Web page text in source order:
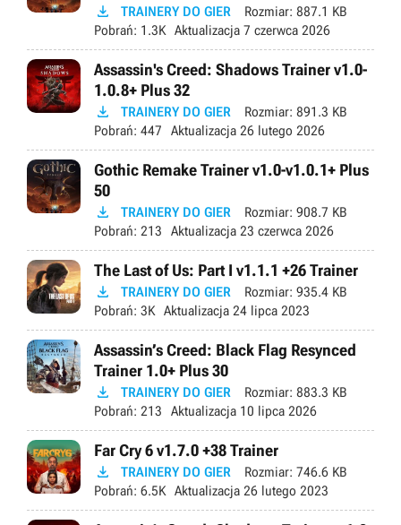
 TRAINERY DO GIER Rozmiar: 887.1 KB
Pobrań: 1.3K Aktualizacja 7 czerwca 2026
Assassin's Creed: Shadows Trainer v1.0-
1.0.8+ Plus 32
 TRAINERY DO GIER Rozmiar: 891.3 KB
Pobrań: 447 Aktualizacja 26 lutego 2026
Gothic Remake Trainer v1.0-v1.0.1+ Plus
50
 TRAINERY DO GIER Rozmiar: 908.7 KB
Pobrań: 213 Aktualizacja 23 czerwca 2026
The Last of Us: Part I v1.1.1 +26 Trainer
 TRAINERY DO GIER Rozmiar: 935.4 KB
Pobrań: 3K Aktualizacja 24 lipca 2023
Assassin’s Creed: Black Flag Resynced
Trainer 1.0+ Plus 30
 TRAINERY DO GIER Rozmiar: 883.3 KB
Pobrań: 213 Aktualizacja 10 lipca 2026
Far Cry 6 v1.7.0 +38 Trainer
 TRAINERY DO GIER Rozmiar: 746.6 KB
Pobrań: 6.5K Aktualizacja 26 lutego 2023